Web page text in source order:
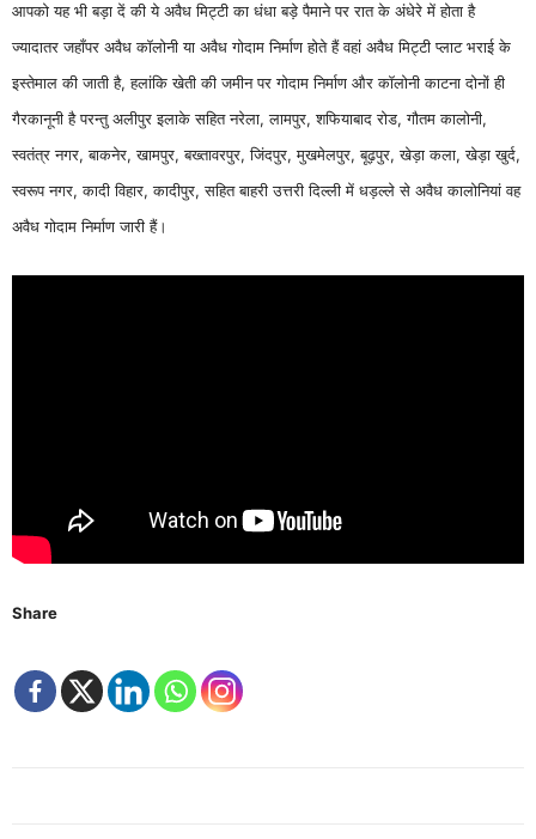
आपको यह भी बड़ा दें की ये अवैध मिट्टी का धंधा बड़े पैमाने पर रात के अंधेरे में होता है
ज्यादातर जहाँपर अवैध कॉलोनी या अवैध गोदाम निर्माण होते हैं वहां अवैध मिट्टी प्लाट भराई के
इस्तेमाल की जाती है, हलांकि खेती की जमीन पर गोदाम निर्माण और कॉलोनी काटना दोनों ही
गैरकानूनी है परन्तु अलीपुर इलाके सहित नरेला, लामपुर, शफियाबाद रोड, गौतम कालोनी,
स्वतंत्र नगर, बाकनेर, खामपुर, बख्तावरपुर, जिंदपुर, मुखमेलपुर, बूढ़पुर, खेड़ा कला, खेड़ा खुर्द,
स्वरूप नगर, कादी विहार, कादीपुर, सहित बाहरी उत्तरी दिल्ली में धड़ल्ले से अवैध कालोनियां वह
अवैध गोदाम निर्माण जारी हैं।
Share